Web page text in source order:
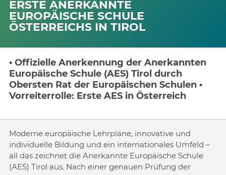
ERSTE ANERKANNTE
EUROPÄISCHE SCHULE
ÖSTERREICHS IN TIROL
• Offizielle Anerkennung der Anerkannten
Europäische Schule (AES) Tirol durch
Obersten Rat der Europäischen Schulen •
Vorreiterrolle: Erste AES in Österreich
Moderne europäische Lehrpläne, innovative und
individuelle Bildung und ein internationales Umfeld –
all das zeichnet die Anerkannte Europäische Schule
(AES) Tirol aus. Nach einer genauen Prüfung der